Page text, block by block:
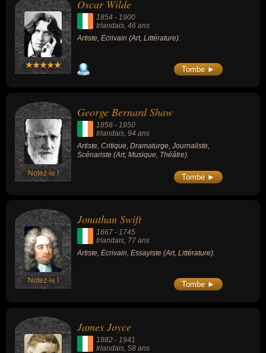
Oscar Wilde
1854 - 1900
Irlandais, 46 ans
Artiste, Écrivain (Art, Littérature).
Tombe ►
Notez-le !
George Bernard Shaw
1856 - 1950
Irlandais, 94 ans
Artiste, Critique, Dramaturge, Journaliste,
Scénariste (Art, Musique, Théâtre).
Tombe ►
Notez-le !
Jonathan Swift
1667 - 1745
Irlandais, 77 ans
Artiste, Écrivain, Essayiste (Art, Littérature).
Tombe ►
James Joyce
1882 - 1941
Irlandais, 58 ans